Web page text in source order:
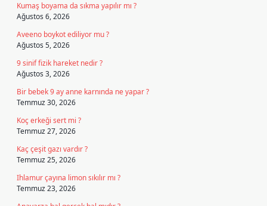
Kumaş boyama da sıkma yapılır mı ?
Ağustos 6, 2026
Aveeno boykot ediliyor mu ?
Ağustos 5, 2026
9 sinif fizik hareket nedir ?
Ağustos 3, 2026
Bir bebek 9 ay anne karnında ne yapar ?
Temmuz 30, 2026
Koç erkeği sert mi ?
Temmuz 27, 2026
Kaç çeşit gazı vardır ?
Temmuz 25, 2026
Ihlamur çayına limon sıkılır mı ?
Temmuz 23, 2026